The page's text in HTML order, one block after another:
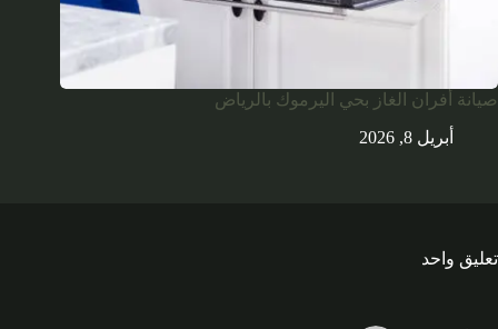
صيانة أفران الغاز بحي اليرموك بالرياض
أبريل 8, 2026
تعليق واحد